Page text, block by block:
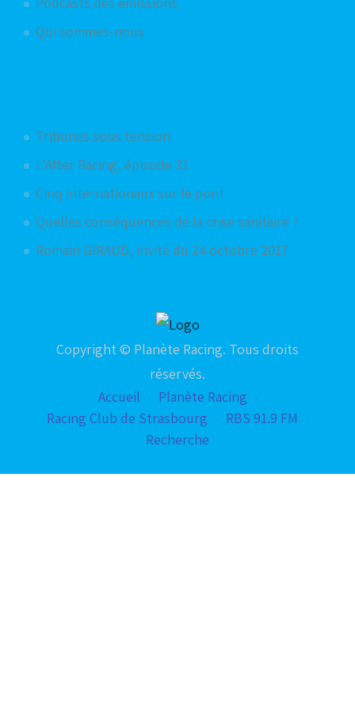
Qui sommes-nous
Tribunes sous tension
L’After Racing, épisode 31
Cinq internationaux sur le pont
Quelles conséquences de la crise sanitaire ?
Romain GIRAUD, invité du 24 octobre 2017
Copyright © Planète Racing. Tous droits
réservés.
Accueil
Planète Racing
Racing Club de Strasbourg
RBS 91.9 FM
Recherche